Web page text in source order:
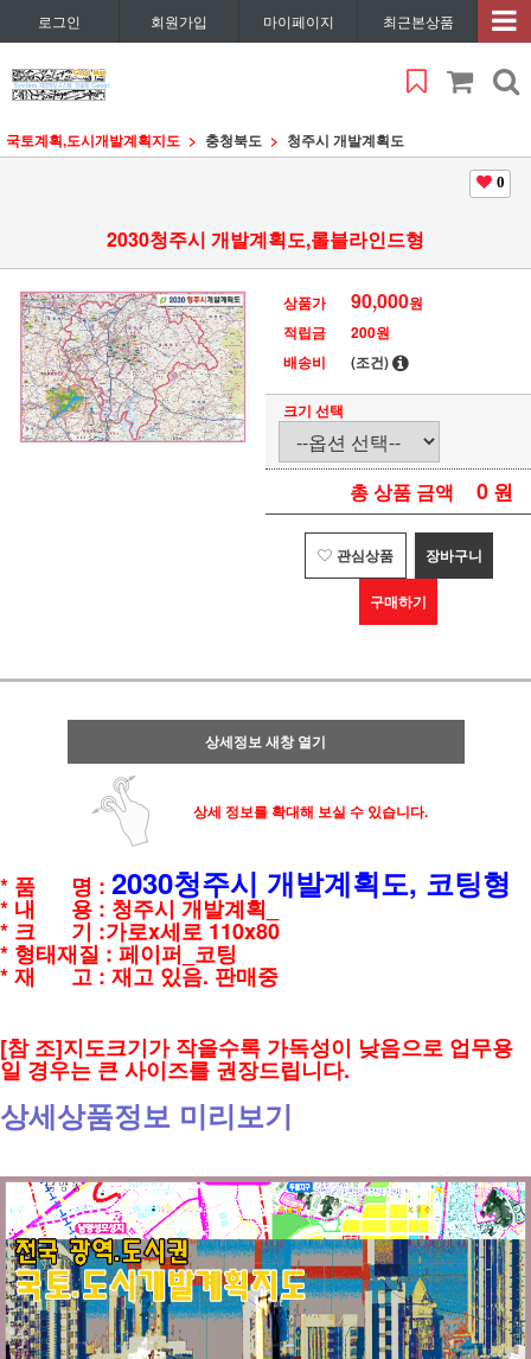
로그인 회원가입 마이페이지 최근본상품
국토계획,도시개발계획지도 충청북도 청주시 개발계획도
0
2030청주시 개발계획도,롤블라인드형
상품가 90,000원
적립금
200원
배송비
(조건)
크기 선택
총 상품 금액 0 원
관심상품 장바구니
구매하기
상세정보 새창 열기
상세 정보를 확대해 보실 수 있습니다.
* 품 명 : 2030청주시 개발계획도, 코팅형
* 내 용 : 청주시 개발계획_
* 크 기 :가로x세로 110x80
* 형태재질 : 페이퍼_코팅
* 재 고 : 재고 있음. 판매중
[참 조]지도크기가 작을수록 가독성이 낮음으로 업무용
일 경우는 큰 사이즈를 권장드립니다.
상세상품정보 미리보기